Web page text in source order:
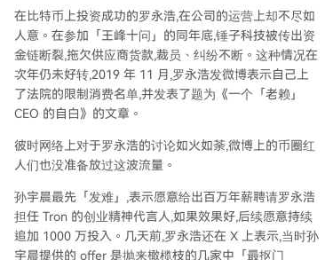
在比特币上投资成功的罗永浩,在公司的运营上却不尽如
人意。在参加「王峰十问」的同年底,锤子科技被传出资
金链断裂,拖欠供应商货款,裁员、纠纷不断。这种情况在
次年仍未好转,2019 年 11 月,罗永浩发微博表示自己上
了法院的限制消费名单,并发表了题为《一个「老赖」
CEO 的自白》的文章。
彼时网络上对于罗永浩的讨论如火如荼,微博上的币圈红
人们也没准备放过这波流量。
孙宇晨最先「发难」,表示愿意给出百万年薪聘请罗永浩
担任 Tron 的创业精神代言人,如果效果好,后续愿意持续
追加 1000 万投入。几天前,罗永浩还在 X 上表示,当时孙
宇晨提供的 offer 是抛来橄榄枝的几家中「最抠门